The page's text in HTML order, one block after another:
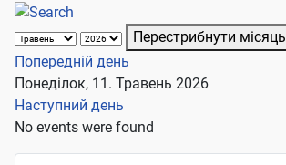
Перестрибнути місяць
Попередній день
Понеділок, 11. Травень 2026
Наступний день
No events were found